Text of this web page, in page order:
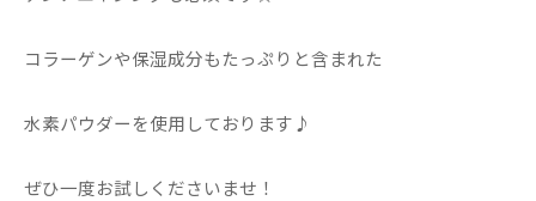
コラーゲンや保湿成分もたっぷりと含まれた
水素パウダーを使用しております♪
ぜひ一度お試しくださいませ！